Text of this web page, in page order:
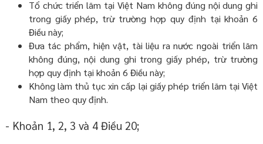
Tổ chức triển lãm tại Việt Nam không đúng nội dung ghi
trong giấy phép, trừ trường hợp quy định tại khoản 6
Điều này;
Đưa tác phẩm, hiện vật, tài liệu ra nước ngoài triển lãm
không đúng, nội dung ghi trong giấy phép, trừ trường
hợp quy định tại khoản 6 Điều này;
Không làm thủ tục xin cấp lại giấy phép triển lãm tại Việt
Nam theo quy định.
- Khoản 1, 2, 3 và 4 Điều 20;